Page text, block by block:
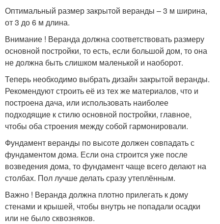
Оптимальный размер закрытой веранды – 3 м ширина,
от 3 до 6 м длина.
Внимание ! Веранда должна соответствовать размеру
основной постройки, то есть, если большой дом, то она
не должна быть слишком маленькой и наоборот.
Теперь необходимо выбрать дизайн закрытой веранды.
Рекомендуют строить её из тех же материалов, что и
построена дача, или использовать наиболее
подходящие к стилю основной постройки, главное,
чтобы оба строения между собой гармонировали.
Фундамент веранды по высоте должен совпадать с
фундаментом дома. Если она строится уже после
возведения дома, то фундамент чаще всего делают на
столбах. Пол лучше делать сразу утеплённым.
Важно ! Веранда должна плотно прилегать к дому
стенами и крышей, чтобы внутрь не попадали осадки
или не было сквозняков.